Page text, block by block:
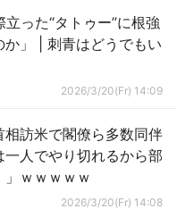
った“タトゥー”に根強
もい
2026/3/20(Fr) 14:09
訪米で閣僚ら多数同伴
人でやり切れるから部
ｗｗｗｗｗ
2026/3/20(Fr) 14:08